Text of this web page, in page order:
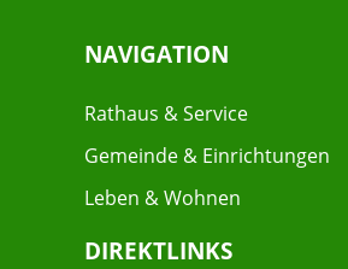
NAVIGATION
Rathaus & Service
Gemeinde & Einrichtungen
Leben & Wohnen
DIREKTLINKS